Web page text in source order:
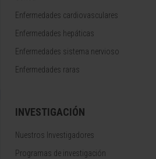
Enfermedades cardiovasculares
Enfermedades hepáticas
Enfermedades sistema nervioso
Enfermedades raras
INVESTIGACIÓN
Nuestros Investigadores
Programas de investigación